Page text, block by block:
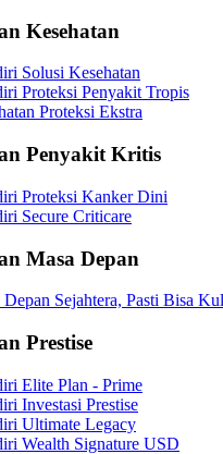
Kesehatan
Solusi Kesehatan
Proteksi Penyakit Tropis
Proteksi Ekstra
Penyakit Kritis
Proteksi Kanker Dini
Secure Criticare
Masa Depan
Sejahtera, Pasti Bisa
Prestise
Elite Plan - Prime
Investasi Prestise
Ultimate Legacy
Wealth Signature USD